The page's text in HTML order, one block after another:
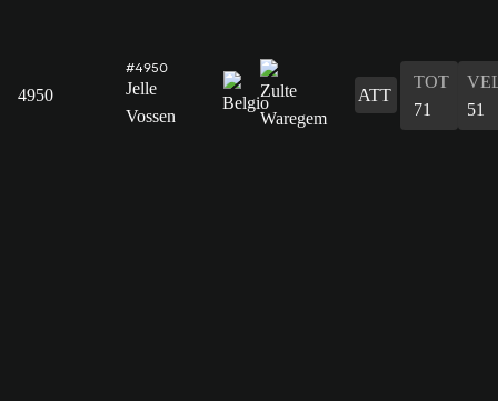
4950
#4950
Jelle
Vossen
ATT
TOT
71
51